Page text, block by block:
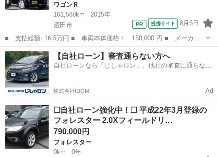
転席／エアバッグ
助手席／ＭＴモード
４インチ冬タイヤ装
ワゴンＲ
161,588km
2015年
酒田市
提携サイト 8月6日
■ 支払総額: 16.5万円 ■ 車両本体価格： 150,000 円 ■ メーカー
名： スズキ ■ 車種名： ワゴンＲ ■ グレード名： ＦＸ ■ 排
気量： 660cc ■ ドア枚数： 5D ■ ミッション： インパネAT...
山形 酒田市 ワゴンＲ ワゴンR
【自社ローン】審査通らない方へ
自社ローンなら「じしゃロン」。他社の審査に通らなか
株式会社IDOM Ad
❑自社ローン強化中！❑ 平成22年3月登録の
フォレスター 2.0Xフィールドリ…
790,000円
フォレスター
0km
0年